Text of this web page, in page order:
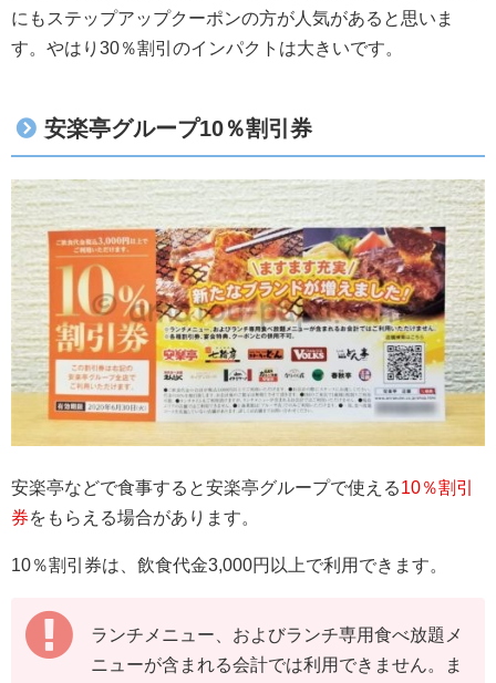
にもステップアップクーポンの方が人気があると思いま
す。やはり30％割引のインパクトは大きいです。
安楽亭グループ10％割引券
安楽亭などで食事すると安楽亭グループで使える10％割引
券をもらえる場合があります。
10％割引券は、飲食代金3,000円以上で利用できます。
ランチメニュー、およびランチ専用食べ放題メ
ニューが含まれる会計では利用できません。ま